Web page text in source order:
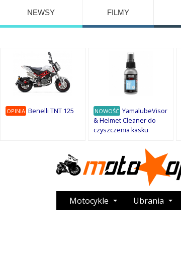
NEWSY FILMY
OPINIA Benelli TNT 125 NOWOŚĆ YamalubeVisor
& Helmet Cleaner do
czyszczenia kasku
Motocykle Ubrania